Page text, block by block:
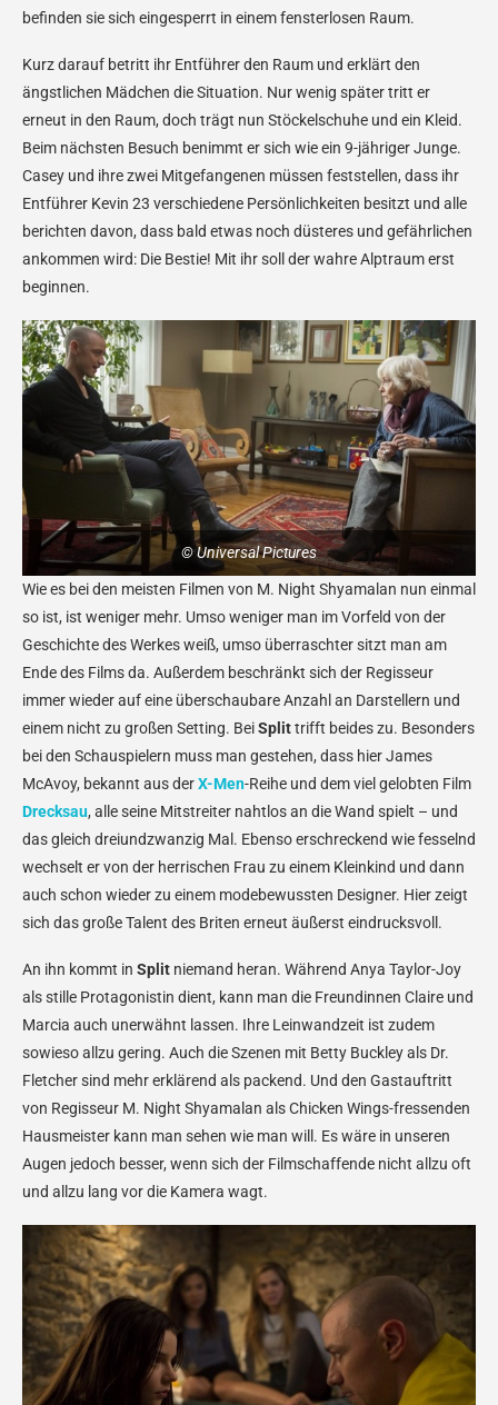
befinden sie sich eingesperrt in einem fensterlosen Raum.
Kurz darauf betritt ihr Entführer den Raum und erklärt den
ängstlichen Mädchen die Situation. Nur wenig später tritt er
erneut in den Raum, doch trägt nun Stöckelschuhe und ein Kleid.
Beim nächsten Besuch benimmt er sich wie ein 9-jähriger Junge.
Casey und ihre zwei Mitgefangenen müssen feststellen, dass ihr
Entführer Kevin 23 verschiedene Persönlichkeiten besitzt und alle
berichten davon, dass bald etwas noch düsteres und gefährlichen
ankommen wird: Die Bestie! Mit ihr soll der wahre Alptraum erst
beginnen.
© Universal Pictures
Wie es bei den meisten Filmen von M. Night Shyamalan nun einmal
so ist, ist weniger mehr. Umso weniger man im Vorfeld von der
Geschichte des Werkes weiß, umso überraschter sitzt man am
Ende des Films da. Außerdem beschränkt sich der Regisseur
immer wieder auf eine überschaubare Anzahl an Darstellern und
einem nicht zu großen Setting. BeiSplittrifft beides zu. Besonders
bei den Schauspielern muss man gestehen, dass hier James
McAvoy, bekannt aus derX-Men-Reihe und dem viel gelobten Film
Drecksau, alle seine Mitstreiter nahtlos an die Wand spielt – und
das gleich dreiundzwanzig Mal. Ebenso erschreckend wie fesselnd
wechselt er von der herrischen Frau zu einem Kleinkind und dann
auch schon wieder zu einem modebewussten Designer. Hier zeigt
sich das große Talent des Briten erneut äußerst eindrucksvoll.
An ihn kommt in Split niemand heran. Während Anya Taylor-Joy
als stille Protagonistin dient, kann man die Freundinnen Claire und
Marcia auch unerwähnt lassen. Ihre Leinwandzeit ist zudem
sowieso allzu gering. Auch die Szenen mit Betty Buckley als Dr.
Fletcher sind mehr erklärend als packend. Und den Gastauftritt
von Regisseur M. Night Shyamalan als Chicken Wings-fressenden
Hausmeister kann man sehen wie man will. Es wäre in unseren
Augen jedoch besser, wenn sich der Filmschaffende nicht allzu oft
und allzu lang vor die Kamera wagt.